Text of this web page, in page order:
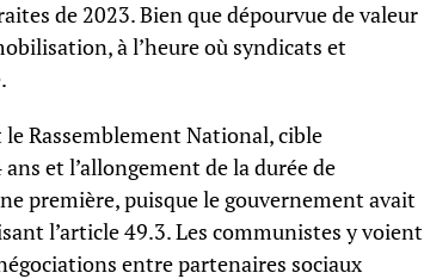
de 2023. Bien que dépourvue de valeur
à l’heure où syndicats et
le Rassemblement National, cible
et l’allongement de la durée de
première, puisque le gouvernement avait
l’article 49.3. Les communistes y voient
entre partenaires sociaux